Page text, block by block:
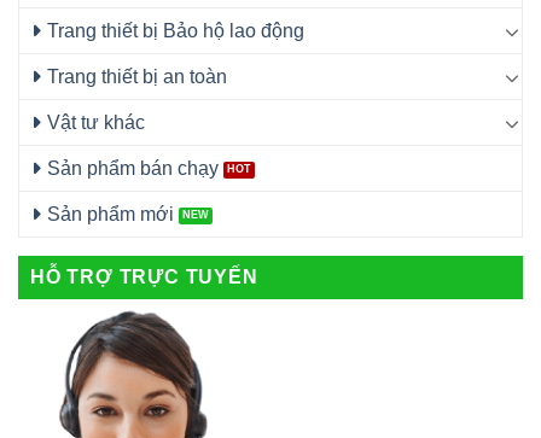
Trang thiết bị Bảo hộ lao động
Trang thiết bị an toàn
Vật tư khác
Sản phẩm bán chạy
Sản phẩm mới
HỖ TRỢ TRỰC TUYẾN